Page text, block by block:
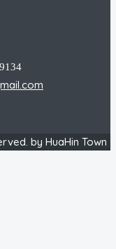
by HuaHin Town